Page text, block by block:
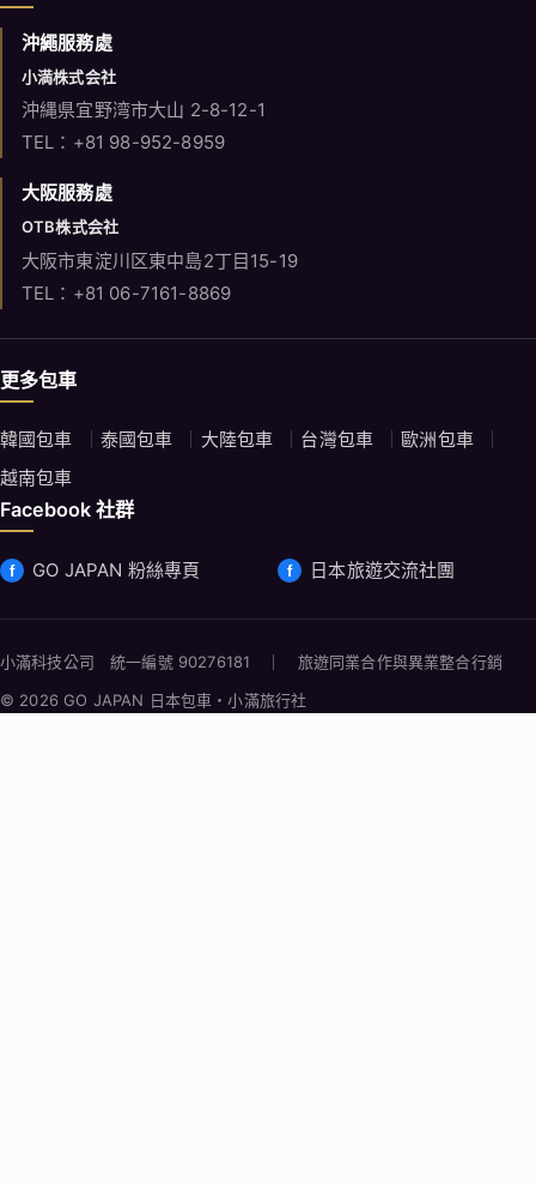
沖繩服務處
小満株式会社
沖縄県宜野湾市大山 2-8-12-1
TEL：+81 98-952-8959
大阪服務處
OTB株式会社
大阪市東淀川区東中島2丁目15-19
TEL：+81 06-7161-8869
更多包車
韓國包車 泰國包車 大陸包車 台灣包車
歐洲包車
越南包車
Facebook 社群
GO JAPAN 粉絲專頁 日本旅遊交流社團
小滿科技公司 統一編號 90276181 ｜ 旅遊同業合作與異業整合行銷
© 2026 GO JAPAN 日本包車・小滿旅行社